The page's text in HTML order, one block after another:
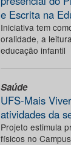
e Escrita na
Iniciativa tem
oralidade, a
educação infantil
Saúde
UFS-Mais
atividades da
Projeto estimula
físicos no